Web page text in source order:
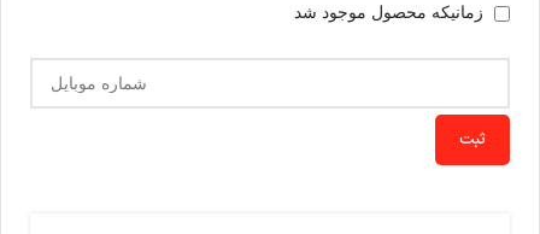
زمانیکه محصول موجود شد
ثبت